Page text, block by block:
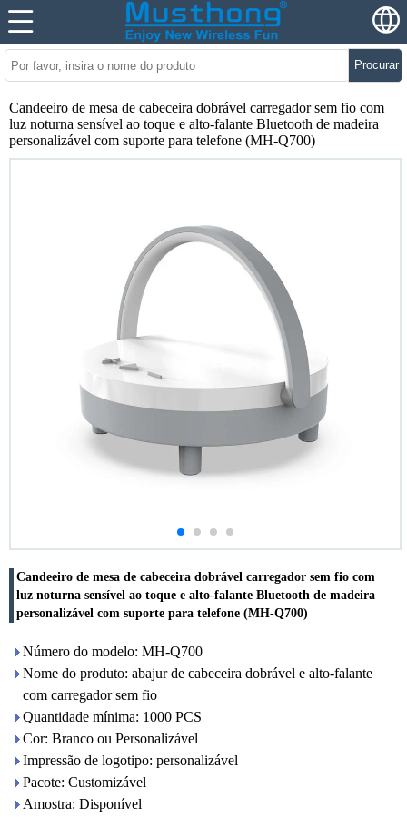
Procurar
Candeeiro de mesa de cabeceira dobrável carregador sem fio com
luz noturna sensível ao toque e alto-falante Bluetooth de madeira
personalizável com suporte para telefone (MH-Q700)
Candeeiro de mesa de cabeceira dobrável carregador sem fio com
luz noturna sensível ao toque e alto-falante Bluetooth de madeira
personalizável com suporte para telefone (MH-Q700)
Número do modelo: MH-Q700
Nome do produto: abajur de cabeceira dobrável e alto-falante
com carregador sem fio
Quantidade mínima: 1000 PCS
Cor: Branco ou Personalizável
Impressão de logotipo: personalizável
Pacote: Customizável
Amostra: Disponível